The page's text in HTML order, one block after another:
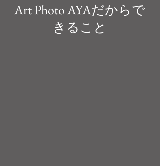
Art Photo AYAだからで
きること